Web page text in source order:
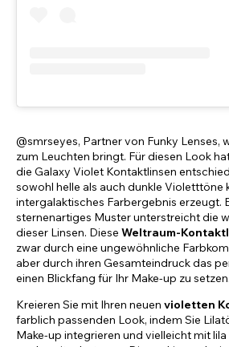
@smrseyes, Partner von Funky Lenses,
zum Leuchten bringt. Für diesen Look
die Galaxy Violet Kontaktlinsen
sowohl helle als auch dunkle Violetttöne
intergalaktisches Farbergebnis erzeugt.
sternenartiges Muster unterstreicht die
dieser Linsen. Diese Weltraum-
zwar durch eine ungewöhnliche
aber durch ihren Gesamteindruck das
einen Blickfang für Ihr Make-up zu setzen.
Kreieren Sie mit Ihren neuen violetten
farblich passenden Look, indem Sie
Make-up integrieren und vielleicht mit